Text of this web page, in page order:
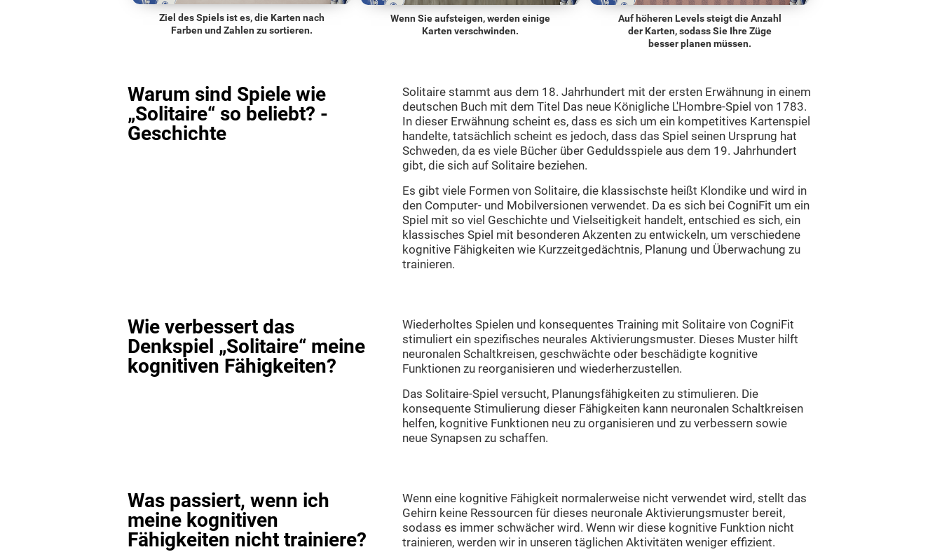
Ziel des Spiels ist es, die Karten nach
Farben und Zahlen zu sortieren.
Wenn Sie aufsteigen, werden einige
Karten verschwinden.
Auf höheren Levels steigt die Anzahl
der Karten, sodass Sie Ihre Züge
besser planen müssen.
Warum sind Spiele wie
„Solitaire“ so beliebt? -
Geschichte
Solitaire stammt aus dem 18. Jahrhundert mit der ersten Erwähnung in einem
deutschen Buch mit dem Titel Das neue Königliche L'Hombre-Spiel von 1783.
In dieser Erwähnung scheint es, dass es sich um ein kompetitives Kartenspiel
handelte, tatsächlich scheint es jedoch, dass das Spiel seinen Ursprung hat
Schweden, da es viele Bücher über Geduldsspiele aus dem 19. Jahrhundert
gibt, die sich auf Solitaire beziehen.
Es gibt viele Formen von Solitaire, die klassischste heißt Klondike und wird in
den Computer- und Mobilversionen verwendet. Da es sich bei CogniFit um ein
Spiel mit so viel Geschichte und Vielseitigkeit handelt, entschied es sich, ein
klassisches Spiel mit besonderen Akzenten zu entwickeln, um verschiedene
kognitive Fähigkeiten wie Kurzzeitgedächtnis, Planung und Überwachung zu
trainieren.
Wie verbessert das
Denkspiel „Solitaire“ meine
kognitiven Fähigkeiten?
Wiederholtes Spielen und konsequentes Training mit Solitaire von CogniFit
stimuliert ein spezifisches neurales Aktivierungsmuster. Dieses Muster hilft
neuronalen Schaltkreisen, geschwächte oder beschädigte kognitive
Funktionen zu reorganisieren und wiederherzustellen.
Das Solitaire-Spiel versucht, Planungsfähigkeiten zu stimulieren. Die
konsequente Stimulierung dieser Fähigkeiten kann neuronalen Schaltkreisen
helfen, kognitive Funktionen neu zu organisieren und zu verbessern sowie
neue Synapsen zu schaffen.
Was passiert, wenn ich
meine kognitiven
Fähigkeiten nicht trainiere?
Wenn eine kognitive Fähigkeit normalerweise nicht verwendet wird, stellt das
Gehirn keine Ressourcen für dieses neuronale Aktivierungsmuster bereit,
sodass es immer schwächer wird. Wenn wir diese kognitive Funktion nicht
trainieren, werden wir in unseren täglichen Aktivitäten weniger effizient.